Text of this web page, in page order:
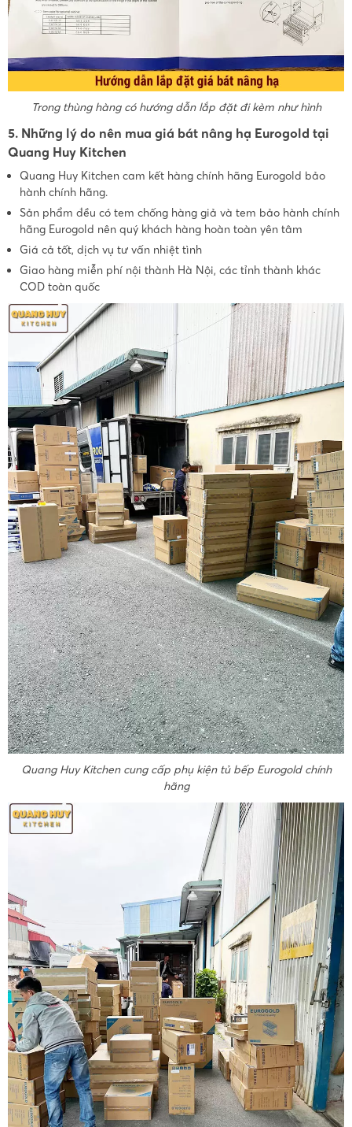
Trong thùng hàng có hướng dẫn lắp đặt đi kèm như hình
5. Những lý do nên mua giá bát nâng hạ Eurogold tại
Quang Huy Kitchen
Quang Huy Kitchen cam kết hàng chính hãng Eurogold bảo
hành chính hãng.
Sản phẩm đều có tem chống hàng giả và tem bảo hành chính
hãng Eurogold nên quý khách hàng hoàn toàn yên tâm
Giá cả tốt, dịch vụ tư vấn nhiệt tình
Giao hàng miễn phí nội thành Hà Nội, các tỉnh thành khác
COD toàn quốc
Quang Huy Kitchen cung cấp phụ kiện tủ bếp Eurogold chính
hãng